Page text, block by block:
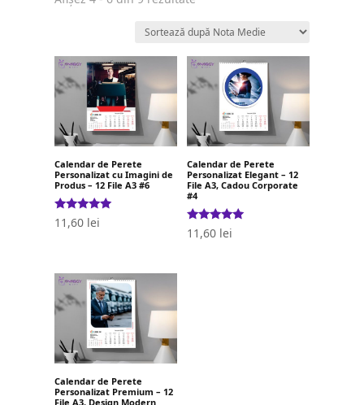
evaluarea
medie
Calendar de Perete
Personalizat cu Imagini de
Produs – 12 File A3 #6
Evaluat la
5.00
11,60 lei
Calendar de Perete
Personalizat Elegant – 12
File A3, Cadou Corporate
#4
Evaluat la
5.00
11,60 lei
Calendar de Perete
Personalizat Premium – 12
File A3, Design Modern